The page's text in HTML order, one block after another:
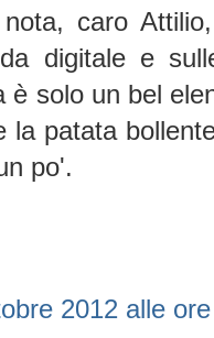
caro
digitale e
è solo un bel
la patata
po'.
2012 alle